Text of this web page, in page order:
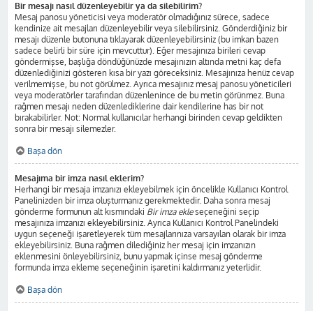
Bir mesajı nasıl düzenleyebilir ya da silebilirim?
Mesaj panosu yöneticisi veya moderatör olmadığınız sürece, sadece
kendinize ait mesajları düzenleyebilir veya silebilirsiniz. Gönderdiğiniz bir
mesajı düzenle butonuna tıklayarak düzenleyebilirsiniz (bu imkan bazen
sadece belirli bir süre için mevcuttur). Eğer mesajınıza birileri cevap
göndermişse, başlığa döndüğünüzde mesajınızın altında metni kaç defa
düzenlediğinizi gösteren kısa bir yazı göreceksiniz. Mesajınıza henüz cevap
verilmemişse, bu not görülmez. Ayrıca mesajınız mesaj panosu yöneticileri
veya moderatörler tarafından düzenlenince de bu metin görünmez. Buna
rağmen mesajı neden düzenlediklerine dair kendilerine has bir not
bırakabilirler. Not: Normal kullanıcılar herhangi birinden cevap geldikten
sonra bir mesajı silemezler.
Başa dön
Mesajıma bir imza nasıl eklerim?
Herhangi bir mesaja imzanızı ekleyebilmek için öncelikle Kullanıcı Kontrol
Panelinizden bir imza oluşturmanız gerekmektedir. Daha sonra mesaj
gönderme formunun alt kısmındaki Bir imza ekleseçeneğini seçip
mesajınıza imzanızı ekleyebilirsiniz. Ayrıca Kullanıcı Kontrol Panelindeki
uygun seçeneği işaretleyerek tüm mesajlarınıza varsayılan olarak bir imza
ekleyebilirsiniz. Buna rağmen dilediğiniz her mesaj için imzanızın
eklenmesini önleyebilirsiniz, bunu yapmak içinse mesaj gönderme
formunda imza ekleme seçeneğinin işaretini kaldırmanız yeterlidir.
Başa dön